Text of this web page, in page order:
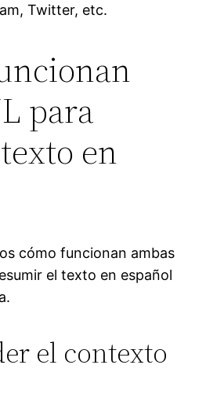
Twitter, etc.
para
en
cómo funcionan ambas
el texto en español
el contexto